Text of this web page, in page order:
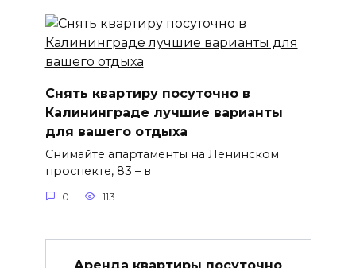
Снять квартиру посуточно в
Калининграде лучшие варианты
для вашего отдыха
Снимайте апартаменты на Ленинском
проспекте, 83 – в
0 113